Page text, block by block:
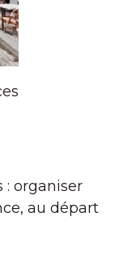
: organiser
au départ